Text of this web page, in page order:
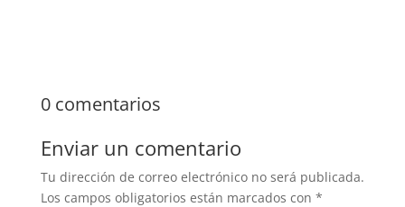
0 comentarios
Enviar un comentario
Tu dirección de correo electrónico no será publicada.
Los campos obligatorios están marcados con *